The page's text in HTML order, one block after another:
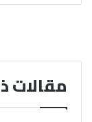
مقالات